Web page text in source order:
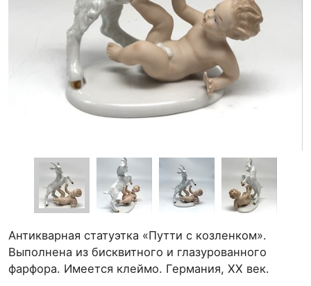
Антикварная статуэтка «Путти с козленком».
Выполнена из бисквитного и глазурованного
фарфора. Имеется клеймо. Германия, XX век.